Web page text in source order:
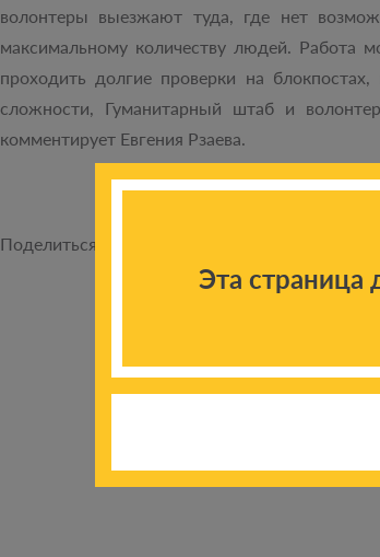
волонтеры выезжают туда, где нет
максимальному количеству людей. Работа
проходить долгие проверки на
сложности, Гуманитарный штаб и
комментирует Евгения Рзаева.
Поделиться новостью:
Эта страница